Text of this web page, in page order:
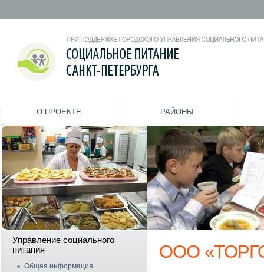
О ПРОЕКТЕ РАЙОНЫ
Управление социального
питания
Общая информация
ООО